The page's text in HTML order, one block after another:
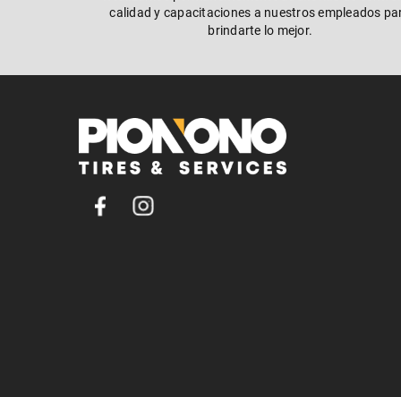
calidad y capacitaciones a nuestros empleados
brindarte lo mejor.